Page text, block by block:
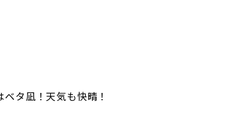
タ凪！天気も快晴！